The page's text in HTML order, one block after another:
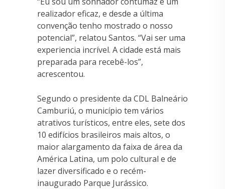
realizador eficaz, e desde a última
convenção tenho mostrado o nosso
potencial”, relatou Santos. “Vai ser uma
experiencia incrível. A cidade está mais
preparada para recebê-los”,
acrescentou.
Segundo o presidente da CDL Balneário
Camburiú, o município tem vários
atrativos turísticos, entre eles, sete dos
10 edifícios brasileiros mais altos, o
maior alargamento da faixa de área da
América Latina, um polo cultural e de
lazer diversificado e o recém-
inaugurado Parque Jurássico.